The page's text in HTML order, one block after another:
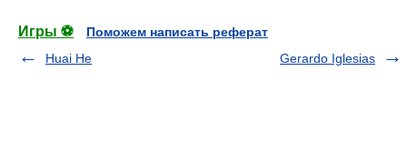
Игры ⚽
Поможем написать реферат
Huai He
Gerardo Iglesias